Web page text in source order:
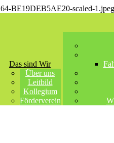
Das sind Wir
Über uns
Leitbild
Kollegium
Förderverein